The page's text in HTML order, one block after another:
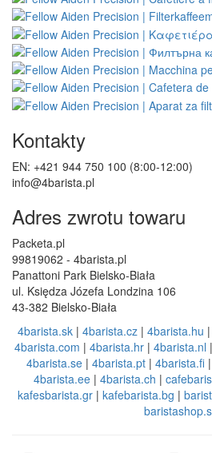
Kontakty
EN: +421 944 750 100 (8:00-12:00)
info@4barista.pl
Adres zwrotu towaru
Packeta.pl
99819062 - 4barista.pl
Panattoni Park Bielsko-Biała
ul. Księdza Józefa Londzina 106
43-382 Bielsko-Biała
4barista.sk | 4barista.cz | 4barista.hu |
4barista.com | 4barista.hr| 4barista.nl |
4barista.se | 4barista.pt | 4barista.fi |
4barista.ee| 4barista.ch |
kafesbarista.gr| kafebarista.bg |